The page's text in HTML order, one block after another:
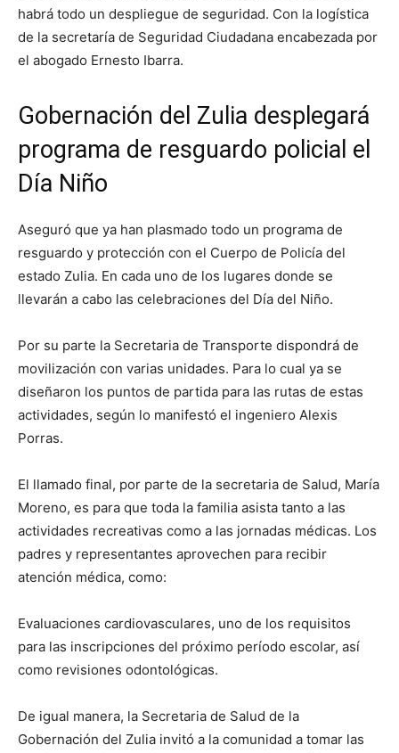
habrá todo un despliegue de seguridad. Con la logística
de la secretaría de Seguridad Ciudadana encabezada por
el abogado Ernesto Ibarra.
Gobernación del Zulia desplegará
programa de resguardo policial el
Día Niño
Aseguró que ya han plasmado todo un programa de
resguardo y protección con el Cuerpo de Policía del
estado Zulia. En cada uno de los lugares donde se
llevarán a cabo las celebraciones del Día del Niño.
Por su parte la Secretaria de Transporte dispondrá de
movilización con varias unidades. Para lo cual ya se
diseñaron los puntos de partida para las rutas de estas
actividades, según lo manifestó el ingeniero Alexis
Porras.
El llamado final, por parte de la secretaria de Salud, María
Moreno, es para que toda la familia asista tanto a las
actividades recreativas como a las jornadas médicas. Los
padres y representantes aprovechen para recibir
atención médica, como:
Evaluaciones cardiovasculares, uno de los requisitos
para las inscripciones del próximo período escolar, así
como revisiones odontológicas.
De igual manera, la Secretaria de Salud de la
Gobernación del Zulia invitó a la comunidad a tomar las